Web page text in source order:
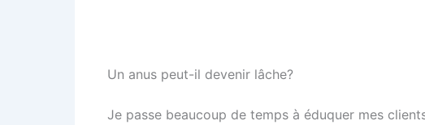
Un anus peut-il devenir lâche?
Je passe beaucoup de temps à éduquer mes